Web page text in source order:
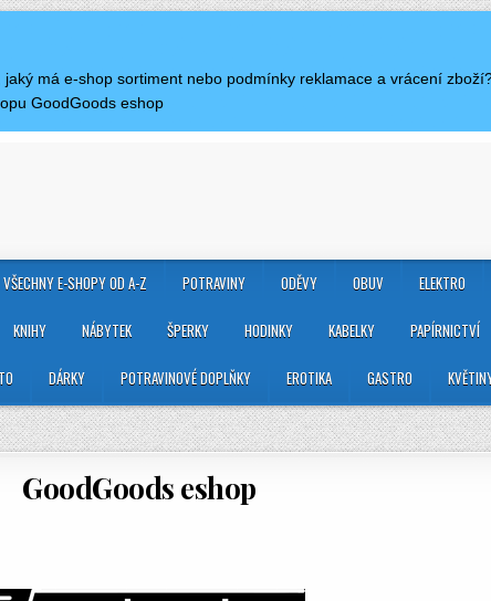
má e-shop sortiment nebo podmínky reklamace a vrácení
GoodGoods eshop
VŠECHNY E-SHOPY OD A-Z POTRAVINY ODĚVY OBUV ELEKTRO
KNIHY NÁBYTEK ŠPERKY HODINKY KABELKY PAPÍRNICTVÍ
DÁRKY POTRAVINOVÉ DOPLŇKY EROTIKA GASTRO
GoodGoods eshop